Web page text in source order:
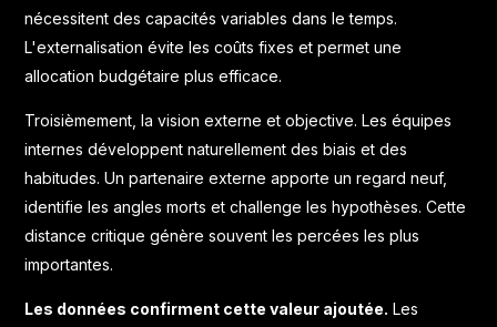
nécessitent des capacités variables dans le temps.
L'externalisation évite les coûts fixes et permet une
allocation budgétaire plus efficace.
Troisièmement, la vision externe et objective. Les équipes
internes développent naturellement des biais et des
habitudes. Un partenaire externe apporte un regard neuf,
identifie les angles morts et challenge les hypothèses. Cette
distance critique génère souvent les percées les plus
importantes.
Les données confirment cette valeur ajoutée. Les